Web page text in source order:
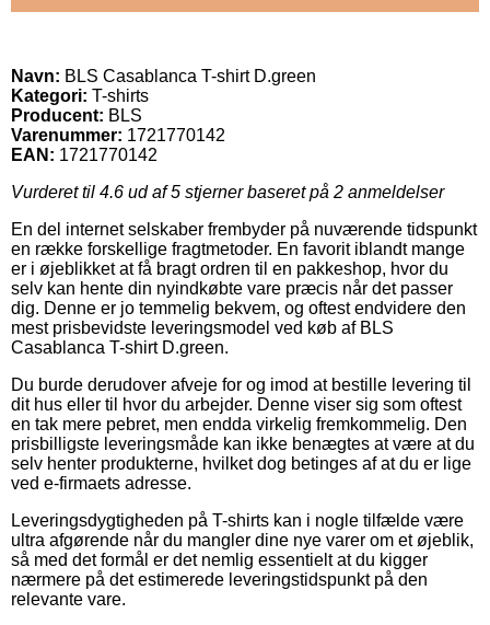
Navn: BLS Casablanca T-shirt D.green
Kategori: T-shirts
Producent: BLS
Varenummer: 1721770142
EAN: 1721770142
Vurderet til 4.6 ud af 5 stjerner baseret på 2 anmeldelser
En del internet selskaber frembyder på nuværende tidspunkt
en række forskellige fragtmetoder. En favorit iblandt mange
er i øjeblikket at få bragt ordren til en pakkeshop, hvor du
selv kan hente din nyindkøbte vare præcis når det passer
dig. Denne er jo temmelig bekvem, og oftest endvidere den
mest prisbevidste leveringsmodel ved køb af BLS
Casablanca T-shirt D.green.
Du burde derudover afveje for og imod at bestille levering til
dit hus eller til hvor du arbejder. Denne viser sig som oftest
en tak mere pebret, men endda virkelig fremkommelig. Den
prisbilligste leveringsmåde kan ikke benægtes at være at du
selv henter produkterne, hvilket dog betinges af at du er lige
ved e-firmaets adresse.
Leveringsdygtigheden på T-shirts kan i nogle tilfælde være
ultra afgørende når du mangler dine nye varer om et øjeblik,
så med det formål er det nemlig essentielt at du kigger
nærmere på det estimerede leveringstidspunkt på den
relevante vare.